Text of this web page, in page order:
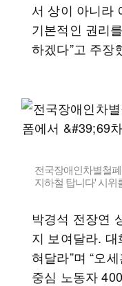
서 상이 아니라
기본적인 권리
하겠다”고 주장
전국장애인차별철
지하철 탑니다' 시위
박경석 전장연
지 보여달라.
혀달라”며 “오
중심 노동자